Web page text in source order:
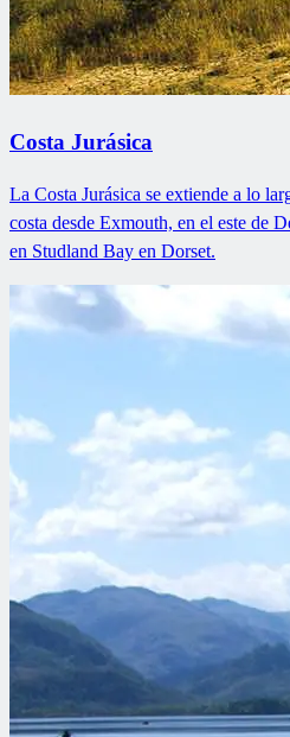
Costa Jurásica
La Costa Jurásica se extiende a lo
costa desde Exmouth, en el este de
en Studland Bay en Dorset.